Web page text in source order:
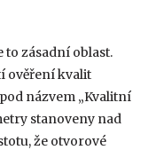
to zásadní oblast.
ověření kvalit
názvem „Kvalitní
stanoveny nad
že otvorové